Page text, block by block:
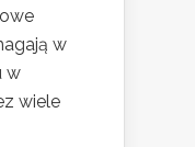
w
w
wiele